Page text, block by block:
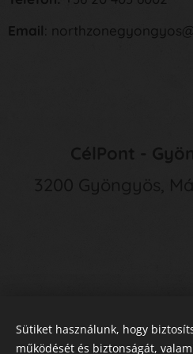
Email :
CélPont -
3200 Gyöngyös,
Sütiket használunk, hogy
működését és biztonságát,